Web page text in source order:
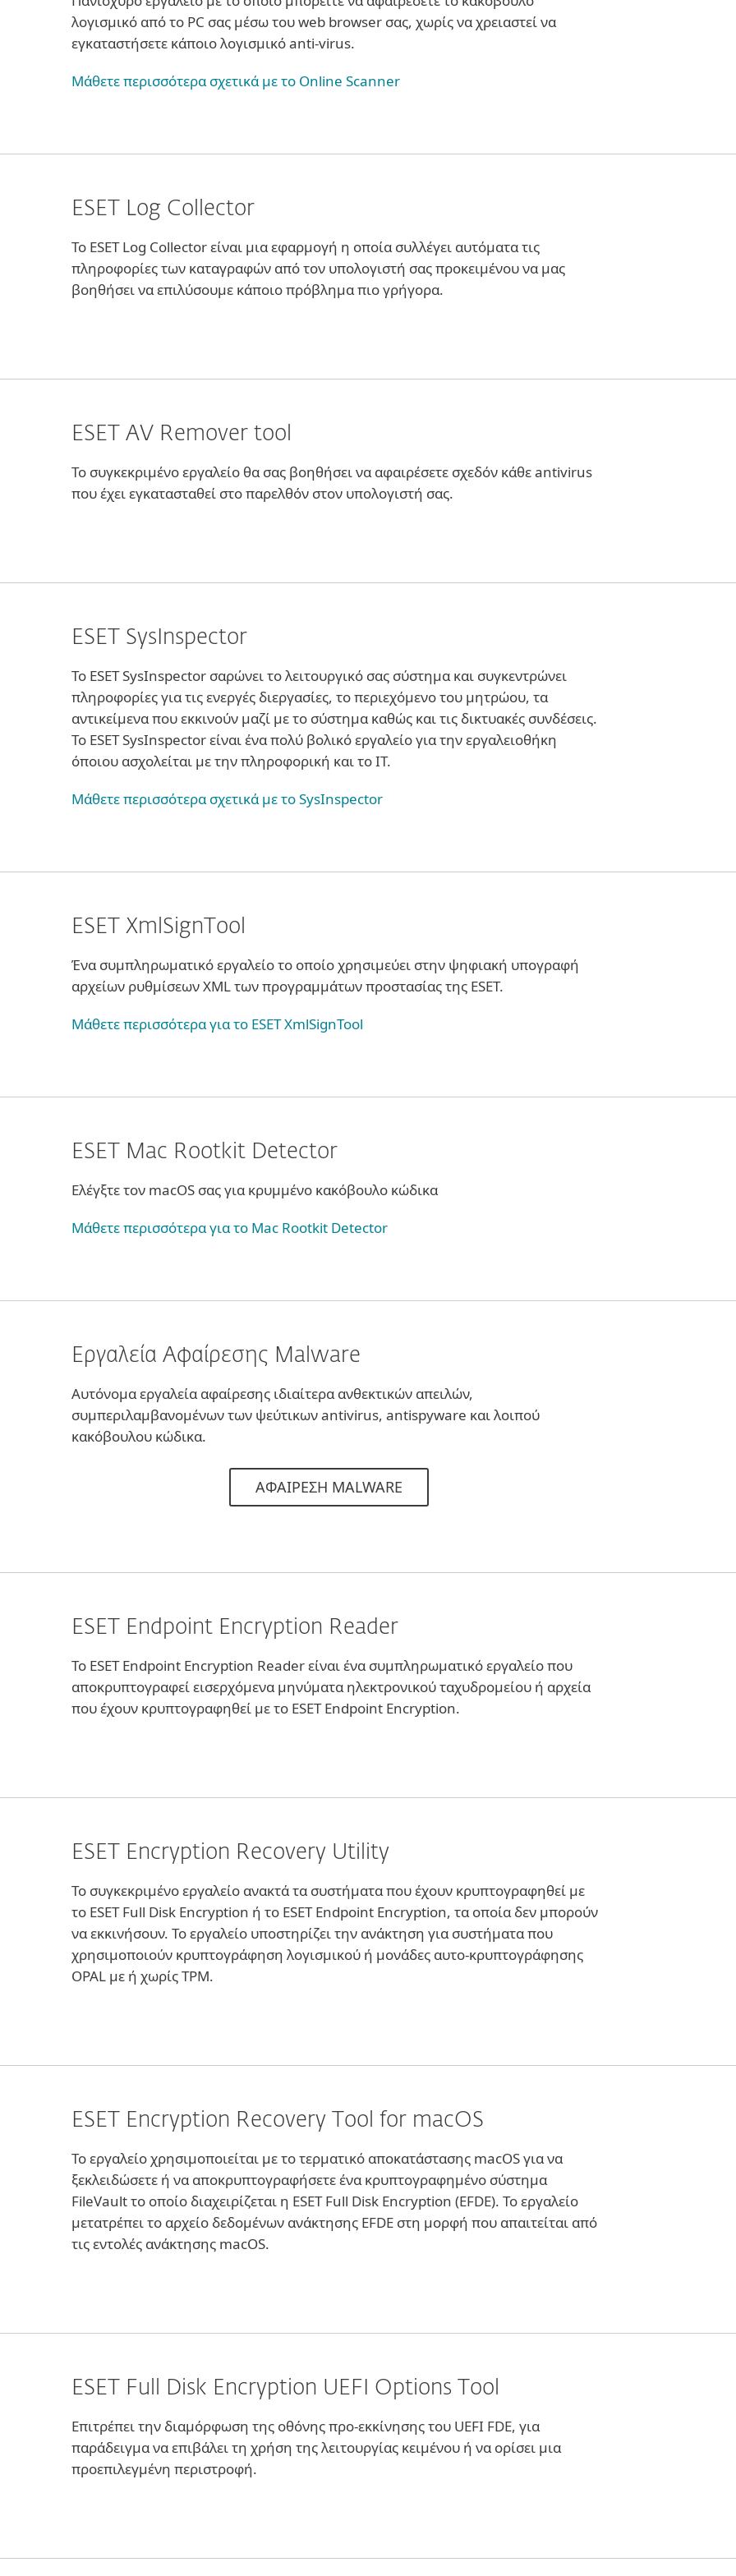
λογισμικό από το PC σας μέσω του web browser σας, χωρίς να χρειαστεί να
εγκαταστήσετε κάποιο λογισμικό anti-virus.
Μάθετε περισσότερα σχετικά με το Online Scanner
ESET Log Collector
Το ESET Log Collector είναι μια εφαρμογή η οποία συλλέγει αυτόματα τις
πληροφορίες των καταγραφών από τον υπολογιστή σας προκειμένου να μας
βοηθήσει να επιλύσουμε κάποιο πρόβλημα πιο γρήγορα.
ESET AV Remover tool
To συγκεκριμένο εργαλείο θα σας βοηθήσει να αφαιρέσετε σχεδόν κάθε antivirus
που έχει εγκατασταθεί στο παρελθόν στον υπολογιστή σας.
ESET SysInspector
Το ESET SysInspector σαρώνει το λειτουργικό σας σύστημα και συγκεντρώνει
πληροφορίες για τις ενεργές διεργασίες, το περιεχόμενο του μητρώου, τα
αντικείμενα που εκκινούν μαζί με το σύστημα καθώς και τις δικτυακές συνδέσεις.
Το ESET SysInspector είναι ένα πολύ βολικό εργαλείο για την εργαλειοθήκη
όποιου ασχολείται με την πληροφορική και το ΙΤ.
Μάθετε περισσότερα σχετικά με το SysInspector
ESET XmlSignTool
Ένα συμπληρωματικό εργαλείο το οποίο χρησιμεύει στην ψηφιακή υπογραφή
αρχείων ρυθμίσεων XML των προγραμμάτων προστασίας της ESET.
Μάθετε περισσότερα για το ESET XmlSignTool
ESET Mac Rootkit Detector
Ελέγξτε τον macOS σας για κρυμμένο κακόβουλο κώδικα
Μάθετε περισσότερα για το Mac Rootkit Detector
Εργαλεία Αφαίρεσης Malware
Αυτόνομα εργαλεία αφαίρεσης ιδιαίτερα ανθεκτικών απειλών,
συμπεριλαμβανομένων των ψεύτικων antivirus, antispyware και λοιπού
κακόβουλου κώδικα.
ΑΦΑΙΡΕΣΗ MALWARE
ESET Endpoint Encryption Reader
Το ESET Endpoint Encryption Reader είναι ένα συμπληρωματικό εργαλείο που
αποκρυπτογραφεί εισερχόμενα μηνύματα ηλεκτρονικού ταχυδρομείου ή αρχεία
που έχουν κρυπτογραφηθεί με το ESET Endpoint Encryption.
ESET Encryption Recovery Utility
Το συγκεκριμένο εργαλείο ανακτά τα συστήματα που έχουν κρυπτογραφηθεί με
το ESET Full Disk Encryption ή το ESET Endpoint Encryption, τα οποία δεν μπορούν
να εκκινήσουν. Το εργαλείο υποστηρίζει την ανάκτηση για συστήματα που
χρησιμοποιούν κρυπτογράφηση λογισμικού ή μονάδες αυτο-κρυπτογράφησης
OPAL με ή χωρίς TPM.
ESET Encryption Recovery Tool for macOS
Το εργαλείο χρησιμοποιείται με το τερματικό αποκατάστασης macOS για να
ξεκλειδώσετε ή να αποκρυπτογραφήσετε ένα κρυπτογραφημένο σύστημα
FileVault το οποίο διαχειρίζεται η ESET Full Disk Encryption (EFDE). Το εργαλείο
μετατρέπει το αρχείο δεδομένων ανάκτησης EFDE στη μορφή που απαιτείται από
τις εντολές ανάκτησης macOS.
ESET Full Disk Encryption UEFI Options Tool
Επιτρέπει την διαμόρφωση της οθόνης προ-εκκίνησης του UEFI FDE, για
παράδειγμα να επιβάλει τη χρήση της λειτουργίας κειμένου ή να ορίσει μια
προεπιλεγμένη περιστροφή.